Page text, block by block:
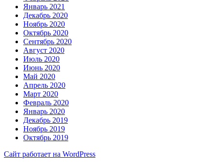
Январь 2021
Декабрь 2020
Ноябрь 2020
Октябрь 2020
Сентябрь 2020
Август 2020
Июль 2020
Июнь 2020
Май 2020
Апрель 2020
Март 2020
Февраль 2020
Январь 2020
Декабрь 2019
Ноябрь 2019
Октябрь 2019
Сайт работает на WordPress